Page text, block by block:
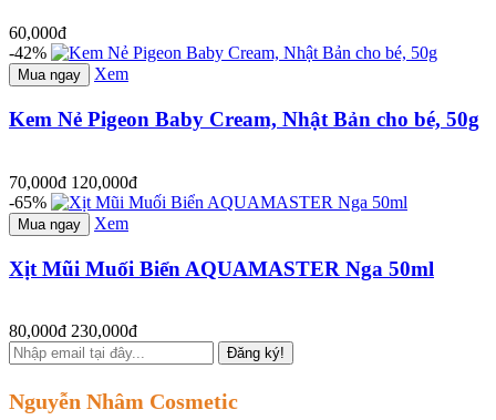
60,000đ
-42%
Mua ngay Xem
Kem Nẻ Pigeon Baby Cream, Nhật Bản cho bé, 50g
70,000đ 120,000đ
-65%
Mua ngay Xem
Xịt Mũi Muối Biển AQUAMASTER Nga 50ml
80,000đ 230,000đ
Đăng ký!
Nguyễn Nhâm Cosmetic